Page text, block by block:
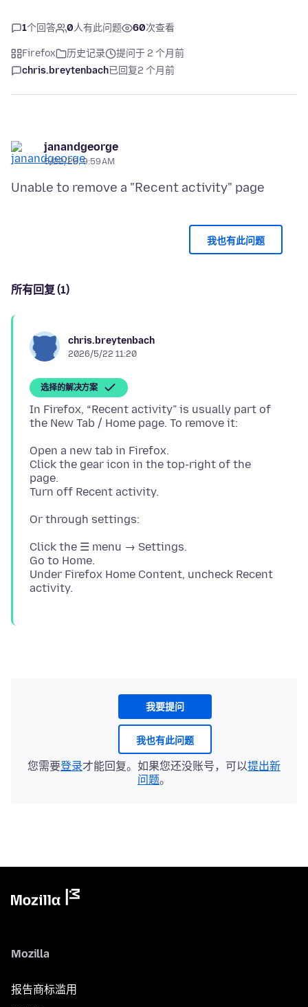
1个回答 0人有此问题 60次查看
Firefox 历史记录
提问于 2 个月前
chris.breytenbach已回复2 个月前
janandgeorge
5/22/26, 9:59 AM
我也有此问题
所有回复 (1)
chris.breytenbach
2026/5/22 11:20
选择的解决方案
In Firefox, “Recent activity” is usually part of
Open a new tab in Firefox.
Click the gear icon in the top-right of the
page.
Click the ☰ menu → Settings.
Go to Home.
Under Firefox Home Content, uncheck Recent
我要提问
我也有此问题
您需要登录才能回复。如果您还没账号，可以提出新
问题。
Mozilla
报告商标滥用